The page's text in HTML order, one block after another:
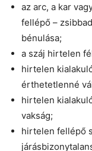
az arc, a kar
fellépő –
bénulása;
a száj hirtelen
hirtelen
érthetetlenné
hirtelen
vakság;
hirtelen fellépő